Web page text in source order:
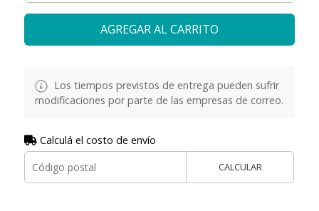
AGREGAR AL CARRITO
Los tiempos previstos de entrega pueden sufrir
modificaciones por parte de las empresas de correo.
Calculá el costo de envío
CALCULAR